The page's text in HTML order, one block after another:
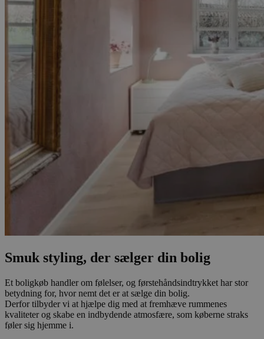
Smuk styling, der sælger din bolig
Et boligkøb handler om følelser, og førstehåndsindtrykket har stor
betydning for, hvor nemt det er at sælge din bolig.
Derfor tilbyder vi at hjælpe dig med at fremhæve rummenes
kvaliteter og skabe en indbydende atmosfære, som køberne straks
føler sig hjemme i.